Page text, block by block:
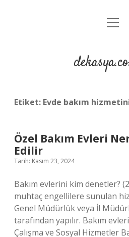
Anasayfa
Yasal Uyarı
Etiket: Evde bakım
Özel Bakım Evleri
Edilir
Tarih: Kasım 23, 2024
Bakım evlerini kim denetler?
muhtaç engellilere sunulan
Genel Müdürlük veya İl
tarafından yapılır. Bakım
Çalışma ve Sosyal Hizmetler